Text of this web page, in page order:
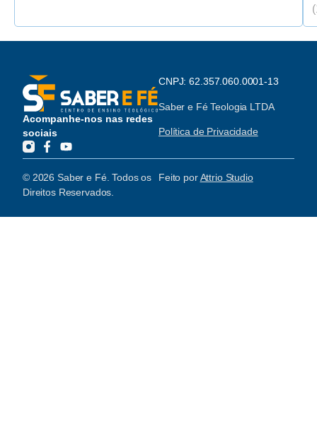
Acompanhe-nos nas redes
sociais
CNPJ: 62.357.060.0001-13
Saber e Fé Teologia LTDA
Política de Privacidade
© 2026 Saber e Fé. Todos os
Direitos Reservados.
Feito porAttrio Studio